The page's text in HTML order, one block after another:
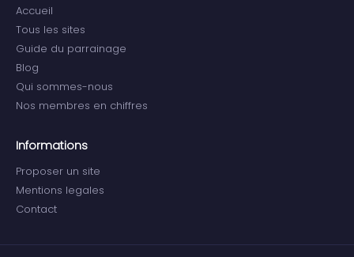
Accueil
Tous les sites
Guide du parrainage
Blog
Qui sommes-nous
Nos membres en chiffres
Informations
Proposer un site
Mentions legales
Contact